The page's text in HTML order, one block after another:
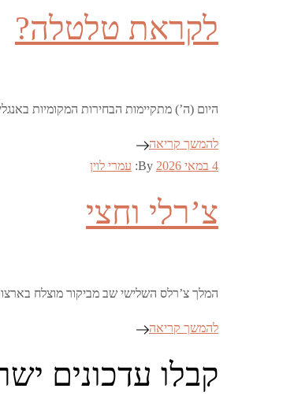
לקראת טלטלה?
היום (ה’) מתקיימות הבחירות המקומיות
להמשך קריאה
Posted
4 במאי 2026 By: עמרי לוין
צ’רלי וחצי
המלך צ’רלס השלישי שב מביקור מוצלח
להמשך קריאה
קבלו עדכונים